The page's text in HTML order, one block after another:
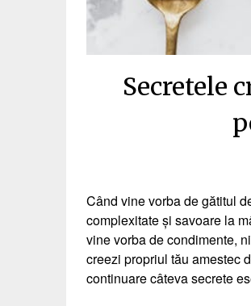
Secretele
Când vine vorba de gătitul
complexitate și savoare la
vine vorba de condimente,
creezi propriul tău amestec
continuare câteva secrete